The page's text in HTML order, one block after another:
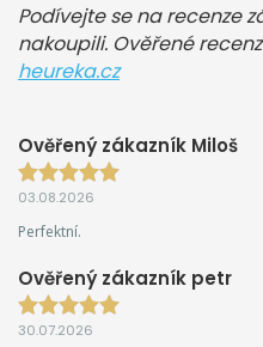
Podívejte se na recenze
nakoupili. Ověřené
heureka.cz
Ověřený zákazník Miloš
03.08.2026
Perfektní.
Ověřený zákazník petr
30.07.2026